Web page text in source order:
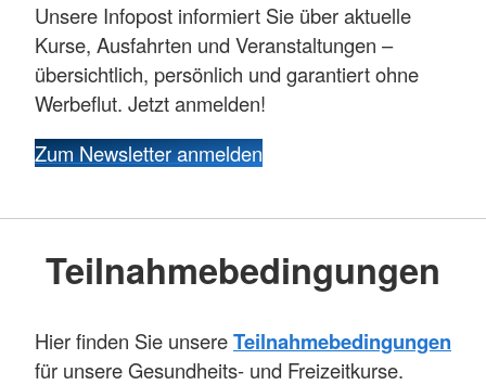
Unsere Infopost informiert Sie über aktuelle
Kurse, Ausfahrten und Veranstaltungen –
übersichtlich, persönlich und garantiert ohne
Werbeflut. Jetzt anmelden!
Zum Newsletter anmelden
Teilnahmebedingungen
Hier finden Sie unsereTeilnahmebedingungen
für unsere Gesundheits- und Freizeitkurse.